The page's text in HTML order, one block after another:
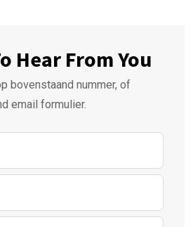
Hear From You
bovenstaand nummer, of
email formulier.